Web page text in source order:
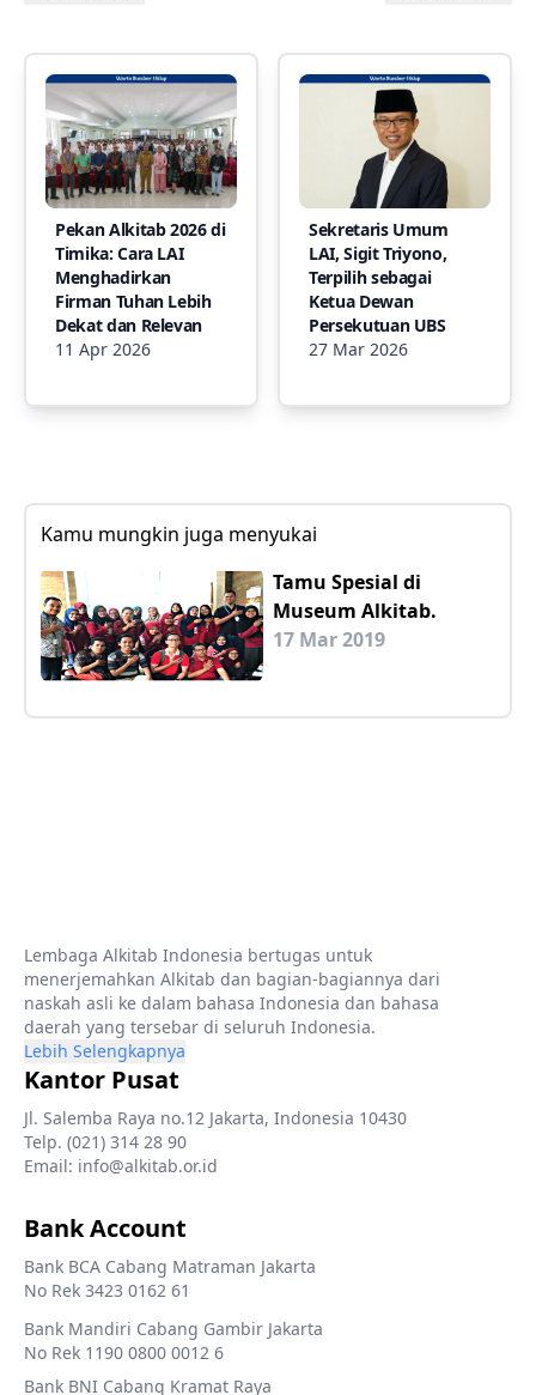
Pekan Alkitab 2026 di
Timika: Cara LAI
Menghadirkan
Firman Tuhan Lebih
Dekat dan Relevan
11 Apr 2026
Sekretaris Umum
LAI, Sigit Triyono,
Terpilih sebagai
Ketua Dewan
Persekutuan UBS
27 Mar 2026
Kamu mungkin juga menyukai
Tamu Spesial di
Museum Alkitab.
17 Mar 2019
Lembaga Alkitab Indonesia bertugas untuk
menerjemahkan Alkitab dan bagian-bagiannya dari
naskah asli ke dalam bahasa Indonesia dan bahasa
daerah yang tersebar di seluruh Indonesia.
Lebih Selengkapnya
Kantor Pusat
Jl. Salemba Raya no.12 Jakarta, Indonesia 10430
Telp. (021) 314 28 90
Email: info@alkitab.or.id
Bank Account
Bank BCA Cabang Matraman Jakarta
No Rek 3423 0162 61
Bank Mandiri Cabang Gambir Jakarta
No Rek 1190 0800 0012 6
Bank BNI Cabang Kramat Raya